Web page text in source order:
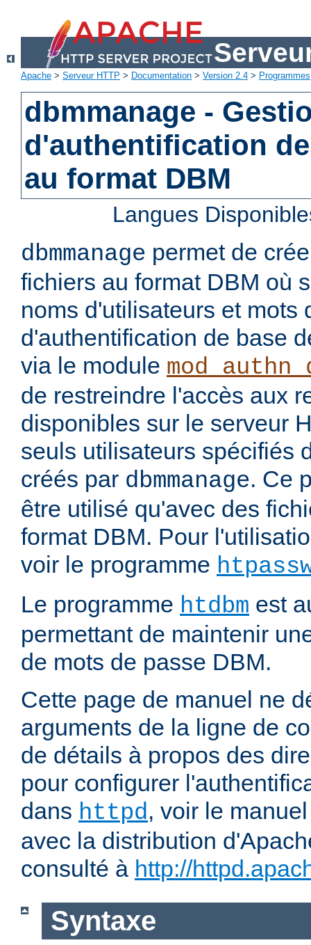
Apache > Serveur HTTP > Documentation > Version 2.4 > Programmes
dbmmanage -
d'authentification
au format DBM
Langues
dbmmanage permet de
fichiers au format DBM où
noms d'utilisateurs et mots
d'authentification de base
via le module
de restreindre l'accès aux
disponibles sur le serveur
seuls utilisateurs spécifiés
créés par dbmmanage. Ce
être utilisé qu'avec des
format DBM. Pour
voir le programme
Le programme htdbm est
permettant de maintenir
de mots de passe DBM.
Cette page de manuel ne
arguments de la ligne de
de détails à propos des
pour configurer
dans httpd, voir le
avec la distribution
consulté à http://
Syntaxe